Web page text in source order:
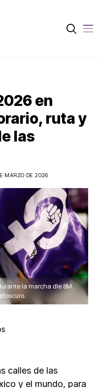
en
ruta y
las
MARZO DE 2026
la marcha dle 8M.
calles de las
y el mundo, para